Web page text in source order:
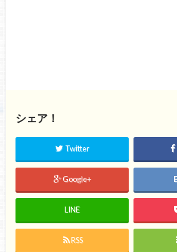
シェア！
Twitter
Google+
LINE
RSS